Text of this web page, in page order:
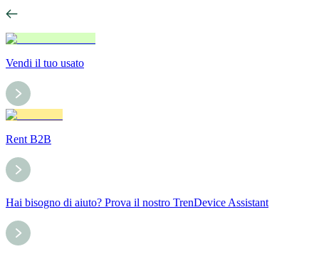
Vendi il tuo usato
Rent B2B
Hai bisogno di aiuto? Prova il nostro TrenDevice Assistant